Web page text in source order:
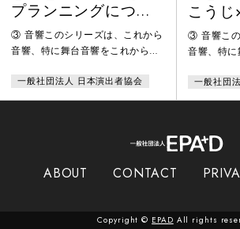
プランニングについ
て
③ 音響このシリーズは、これから
音響、特に舞台音響をこれから始
音響家の役割や仕事を紹介しま
す。また、始めて間もない音響家
かを実例と合わせて紹介・解説
えることを目的としています。顔
カーの配置の仕方やチューニング
一般社団法人 日本演出者協会
こう
③ 音響こ
音響、特
音響家の
す。また
かを実例と
えること
カーの配
一般社団
ABOUT CONTACT
Copyright © EPAD All rights